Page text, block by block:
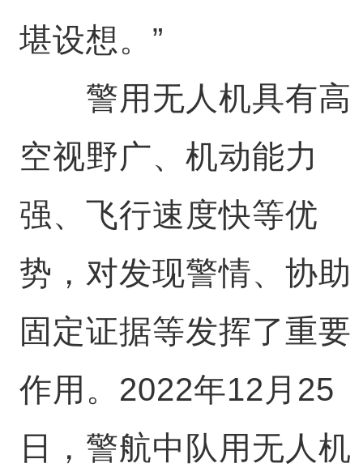
堪设想。”
警用无人机具有高
空视野广、机动能力
强、飞行速度快等优
势，对发现警情、协助
固定证据等发挥了重要
作用。2022年12月25
日，警航中队用无人机